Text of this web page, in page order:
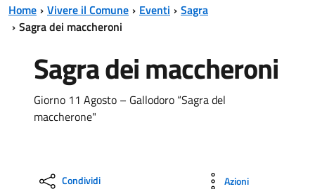
Home Vivere il Comune Eventi
Sagra
Sagra dei maccheroni
Sagra dei maccheroni
Giorno 11 Agosto – Gallodoro “Sagra del
maccherone"
Condividi Azioni